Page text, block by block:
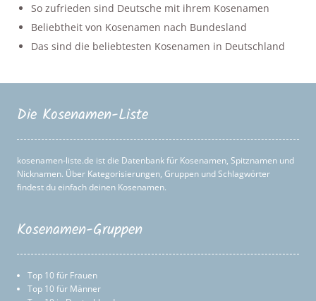
So zufrieden sind Deutsche mit ihrem Kosenamen
Beliebtheit von Kosenamen nach Bundesland
Das sind die beliebtesten Kosenamen in Deutschland
Die Kosenamen-Liste
kosenamen-liste.de ist die Datenbank für Kosenamen, Spitznamen und
Nicknamen. Über Kategorisierungen, Gruppen und Schlagwörter
findest du einfach deinen Kosenamen.
Kosenamen-Gruppen
Top 10 für Frauen
Top 10 für Männer